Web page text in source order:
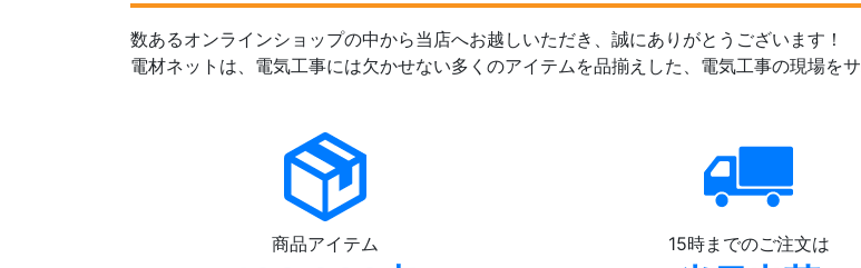
数あるオンラインショップの中から当店へお越しいただき、誠にありがとうございます！
電材ネットは、電気工事には欠かせない多くのアイテムを品揃えした、電気工事の現場を
商品アイテム 15時までのご注文は